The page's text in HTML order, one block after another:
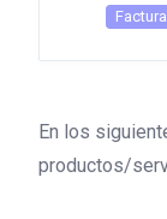
En los
productos/